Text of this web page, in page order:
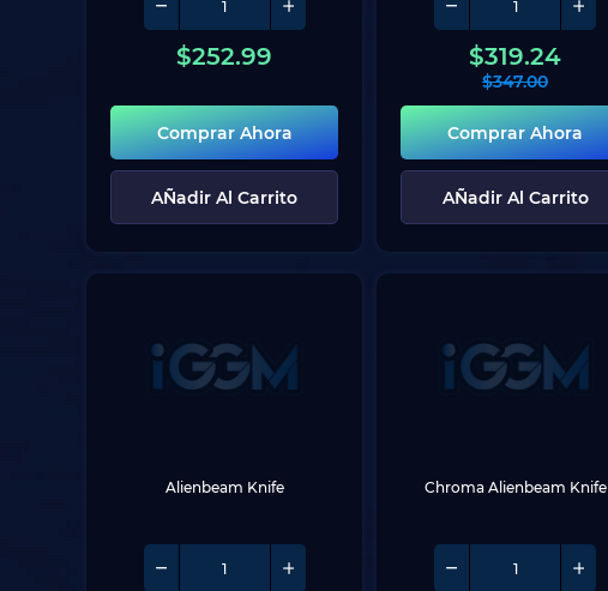
$252.99
Comprar Ahora
AÑadir Al Carrito
$319.24
$347.00
Comprar Ahora
AÑadir Al Carrito
Alienbeam Knife Chroma Alienbeam Knife